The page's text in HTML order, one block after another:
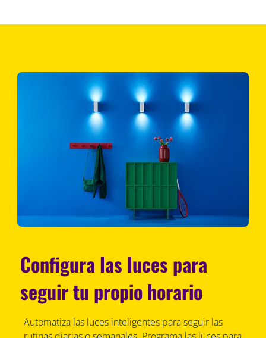
Configura las luces para
seguir tu propio horario
Automatiza las luces inteligentes para seguir las